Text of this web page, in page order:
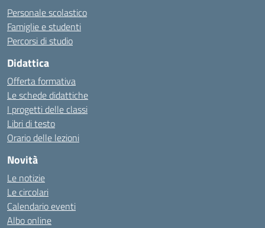
Personale scolastico
Famiglie e studenti
Percorsi di studio
Didattica
Offerta formativa
Le schede didattiche
I progetti delle classi
Libri di testo
Orario delle lezioni
Novità
Le notizie
Le circolari
Calendario eventi
Albo online